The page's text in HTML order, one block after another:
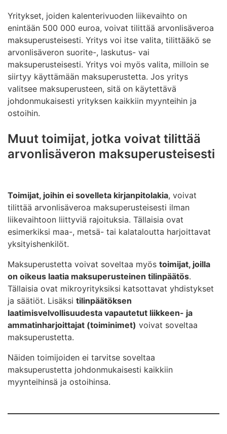
Yritykset, joiden kalenterivuoden liikevaihto on
enintään 500 000 euroa, voivat tilittää arvonlisäveroa
maksuperusteisesti. Yritys voi itse valita, tilittääkö se
arvonlisäveron suorite-, laskutus- vai
maksuperusteisesti. Yritys voi myös valita, milloin se
siirtyy käyttämään maksuperustetta. Jos yritys
valitsee maksuperusteen, sitä on käytettävä
johdonmukaisesti yrityksen kaikkiin myynteihin ja
ostoihin.
Muut toimijat, jotka voivat tilittää
arvonlisäveron maksuperusteisesti
Toimijat, joihin ei sovelleta kirjanpitolakia, voivat
tilittää arvonlisäveroa maksuperusteisesti ilman
liikevaihtoon liittyviä rajoituksia. Tällaisia ovat
esimerkiksi maa-, metsä- tai kalataloutta harjoittavat
yksityishenkilöt.
Maksuperustetta voivat soveltaa myös toimijat, joilla
on oikeus laatia maksuperusteinen tilinpäätös.
Tällaisia ovat mikroyrityksiksi katsottavat yhdistykset
ja säätiöt. Lisäksi tilinpäätöksen
laatimisvelvollisuudesta vapautetut liikkeen- ja
ammatinharjoittajat (toiminimet) voivat soveltaa
maksuperustetta.
Näiden toimijoiden ei tarvitse soveltaa
maksuperustetta johdonmukaisesti kaikkiin
myynteihinsä ja ostoihinsa.